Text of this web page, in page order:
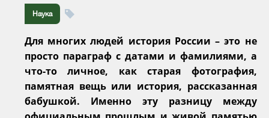
Наука
Для многих людей история России – это не
просто параграф с датами и фамилиями, а
что-то личное, как старая фотография,
памятная вещь или история, рассказанная
бабушкой. Именно эту разницу между